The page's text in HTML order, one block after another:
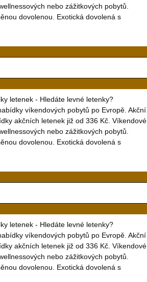
nebo zážitkových pobytů.
dovolenou. Exotická dovolená s
letenek - Hledáte levné letenky?
víkendových pobytů po Evropě. Akční
akčních letenek již od 336 Kč. Víkendové
nebo zážitkových pobytů.
dovolenou. Exotická dovolená s
letenek - Hledáte levné letenky?
víkendových pobytů po Evropě. Akční
akčních letenek již od 336 Kč. Víkendové
nebo zážitkových pobytů.
dovolenou. Exotická dovolená s